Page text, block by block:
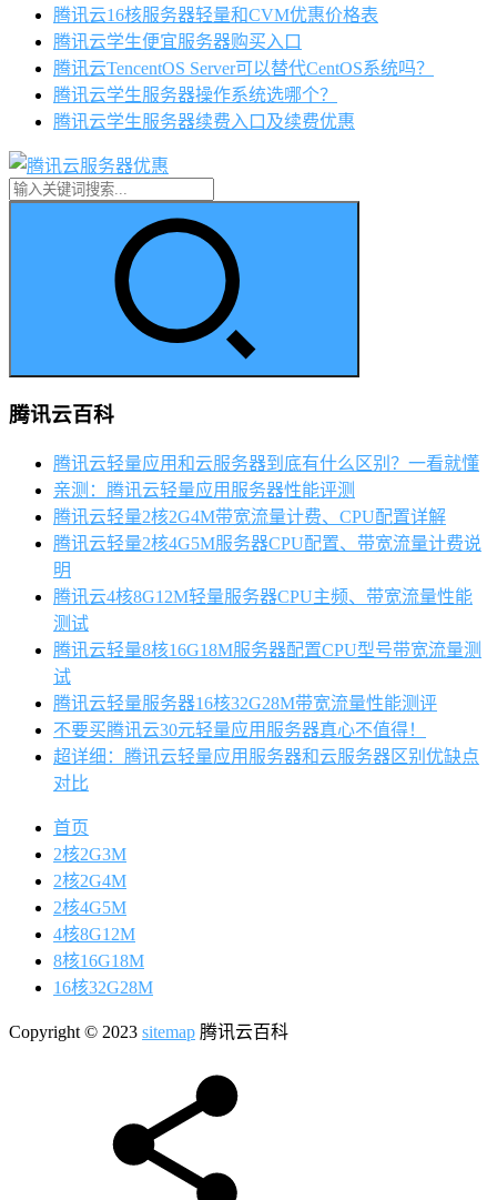
腾讯云16核服务器轻量和CVM优惠价格表
腾讯云学生便宜服务器购买入口
腾讯云TencentOS Server可以替代CentOS系统吗？
腾讯云学生服务器操作系统选哪个？
腾讯云学生服务器续费入口及续费优惠
腾讯云百科
腾讯云轻量应用和云服务器到底有什么区别？一看就懂
亲测：腾讯云轻量应用服务器性能评测
腾讯云轻量2核2G4M带宽流量计费、CPU配置详解
腾讯云轻量2核4G5M服务器CPU配置、带宽流量计费说
明
腾讯云4核8G12M轻量服务器CPU主频、带宽流量性能
测试
腾讯云轻量8核16G18M服务器配置CPU型号带宽流量测
试
腾讯云轻量服务器16核32G28M带宽流量性能测评
不要买腾讯云30元轻量应用服务器真心不值得！
超详细：腾讯云轻量应用服务器和云服务器区别优缺点
对比
首页
2核2G3M
2核2G4M
2核4G5M
4核8G12M
8核16G18M
16核32G28M
Copyright © 2023 sitemap 腾讯云百科